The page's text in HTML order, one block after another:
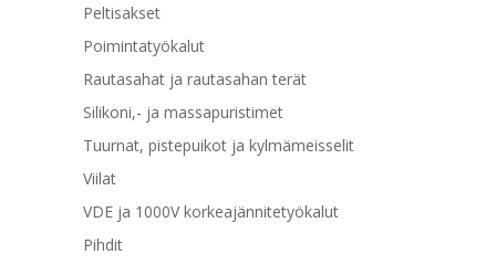
Peltisakset
Poimintatyökalut
Rautasahat ja rautasahan terät
Silikoni,- ja massapuristimet
Tuurnat, pistepuikot ja kylmämeisselit
Viilat
VDE ja 1000V korkeajännitetyökalut
Pihdit